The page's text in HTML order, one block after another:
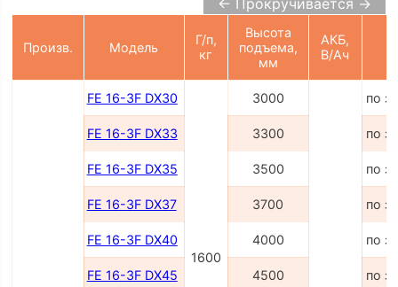
Произв. Модель
Г/п,
кг
Высота
подъема,
мм
АКБ,
В/Ач
FE 16-3F DX30
1600
3000 по
FE 16-3F DX33 3300 по
FE 16-3F DX35 3500 по
FE 16-3F DX37 3700 по
FE 16-3F DX40 4000 по
FE 16-3F DX45 4500 по